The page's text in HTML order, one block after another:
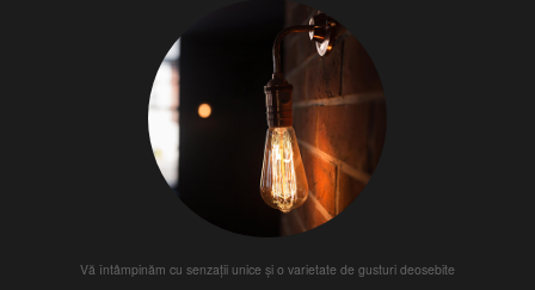
Vă întâmpinăm cu senzații unice și o varietate de gusturi deosebite